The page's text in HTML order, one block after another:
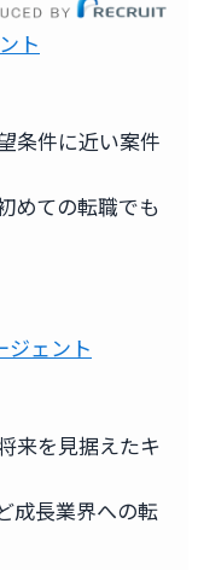
ト
条件に近い案件
めての転職でも
ジェント
来を見据えたキ
成長業界への転